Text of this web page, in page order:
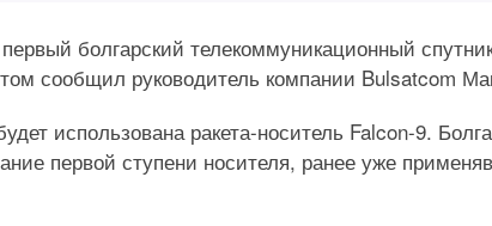
болгарский телекоммуникационный
сообщил руководитель компании Bulsatcom
использована ракета-носитель Falcon-9.
первой ступени носителя, ранее уже